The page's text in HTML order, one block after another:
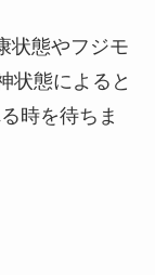
状態やフジモ
状態によると
時を待ちま